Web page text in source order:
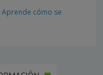
Aprende cómo se